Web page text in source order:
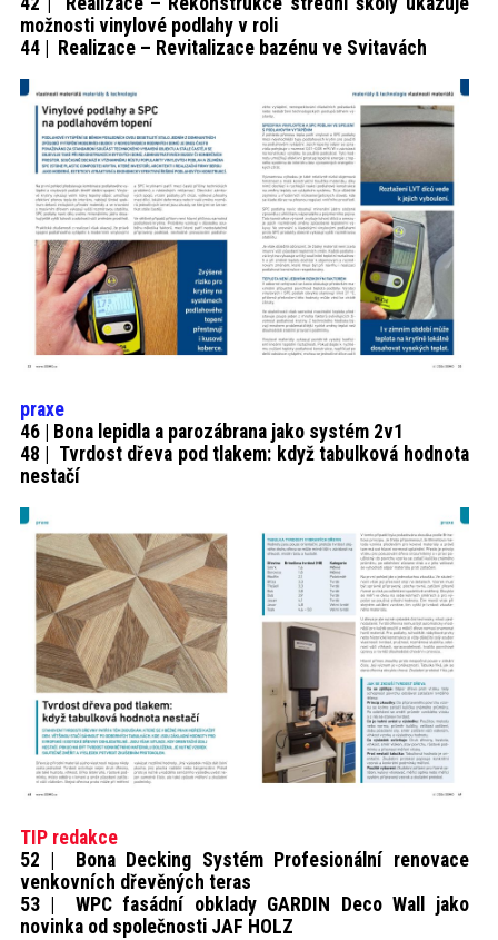
možnosti vinylové podlahy v roli
44 | Realizace – Revitalizace bazénu ve Svitavách
praxe
46 | Bona lepidla a parozábrana jako systém 2v1
48 | Tvrdost dřeva pod tlakem: když tabulková hodnota
nestačí
TIP redakce
52 | Bona Decking Systém Profesionální renovace
venkovních dřevěných teras
53 | WPC fasádní obklady GARDIN Deco Wall jako
novinka od společnosti JAF HOLZ